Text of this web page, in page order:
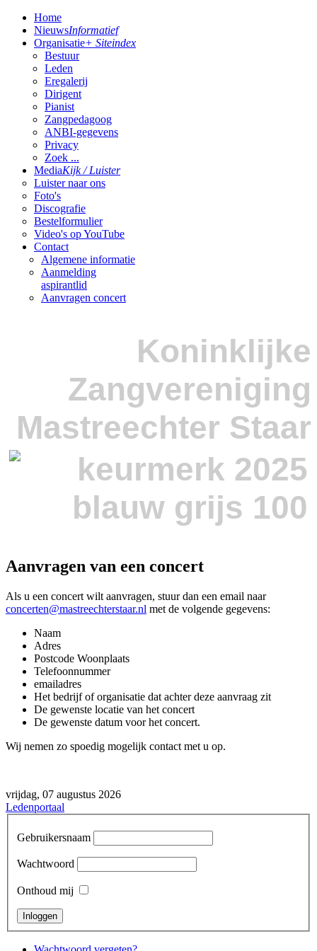
Home
NieuwsInformatief
Organisatie+ Siteindex
Bestuur
Leden
Eregalerij
Dirigent
Pianist
Zangpedagoog
ANBI-gegevens
Privacy
Zoek ...
MediaKijk / Luister
Luister naar ons
Foto's
Discografie
Bestelformulier
Video's op YouTube
Contact
Algemene informatie
Aanmelding
aspirantlid
Aanvragen concert
Koninklijke
Zangvereniging
Mastreechter Staar
Aanvragen van een concert
Als u een concert wilt aanvragen, stuur dan een email naar
concerten@mastreechterstaar.nl met de volgende gegevens:
Naam
Adres
Postcode Woonplaats
Telefoonnummer
emailadres
Het bedrijf of organisatie dat achter deze aanvraag zit
De gewenste locatie van het concert
De gewenste datum voor het concert.
Wij nemen zo spoedig mogelijk contact met u op.
vrijdag, 07 augustus 2026
Ledenportaal
Gebruikersnaam
Wachtwoord
Onthoud mij